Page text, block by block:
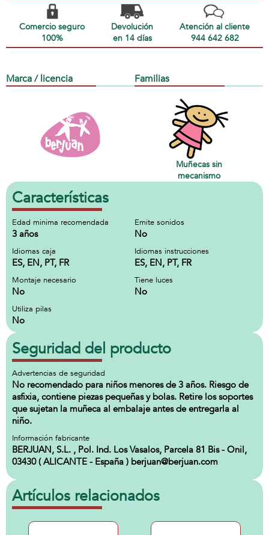
Comercio seguro
100%
Devolución
en 14 días
Atención al cliente
944 642 682
Marca / licencia Familias
Muñecas sin
mecanismo
Características
Edad minima recomendada
3 años
Emite sonidos
No
Idiomas caja
ES, EN, PT, FR
Idiomas instrucciones
ES, EN, PT, FR
Montaje necesario
No
Tiene luces
No
Utiliza pilas
No
Seguridad del producto
Advertencias de seguridad
No recomendado para niños menores de 3 años. Riesgo de
asfixia, contiene piezas pequeñas y bolas. Retire los soportes
que sujetan la muñeca al embalaje antes de entregarla al
niño.
Información fabricante
BERJUAN, S.L. , Pol. Ind. Los Vasalos, Parcela 81 Bis - Onil,
03430 ( ALICANTE - España ) berjuan@berjuan.com
Artículos relacionados